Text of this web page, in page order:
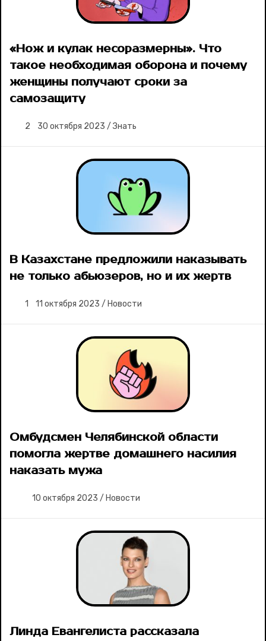
«Нож и кулак несоразмерны». Что
такое необходимая оборона и почему
женщины получают сроки за
самозащиту
2 30 октября 2023 / Знать
В Казахстане предложили наказывать
не только абьюзеров, но и их жертв
1 11 октября 2023 / Новости
Омбудсмен Челябинской области
помогла жертве домашнего насилия
наказать мужа
10 октября 2023 / Новости
Линда Евангелиста рассказала